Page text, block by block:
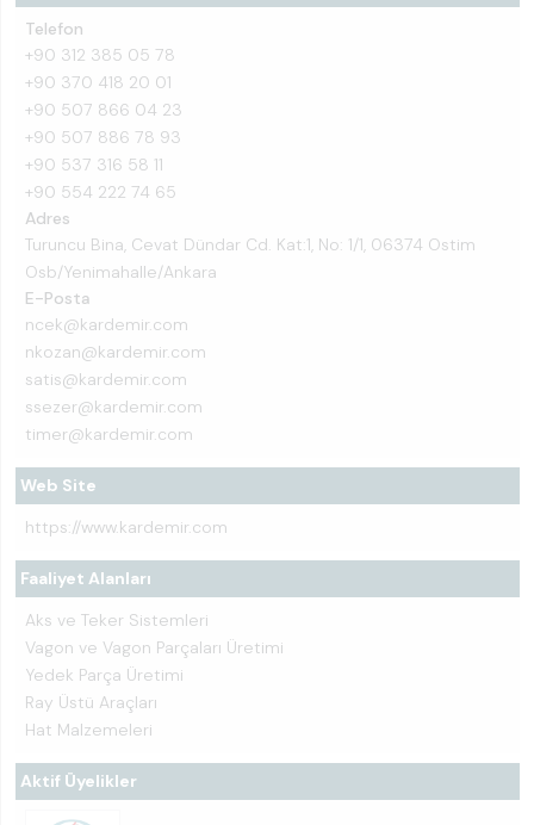
Telefon
+90 312 385 05 78
+90 370 418 20 01
+90 507 866 04 23
+90 507 886 78 93
+90 537 316 58 11
+90 554 222 74 65
Adres
Turuncu Bina, Cevat Dündar Cd. Kat:1, No: 1/1, 06374 Ostim
Osb/Yenimahalle/Ankara
E-Posta
ncek@kardemir.com
nkozan@kardemir.com
satis@kardemir.com
ssezer@kardemir.com
timer@kardemir.com
Web Site
https://www.kardemir.com
Faaliyet Alanları
Aks ve Teker Sistemleri
Vagon ve Vagon Parçaları Üretimi
Yedek Parça Üretimi
Ray Üstü Araçları
Hat Malzemeleri
Aktif Üyelikler